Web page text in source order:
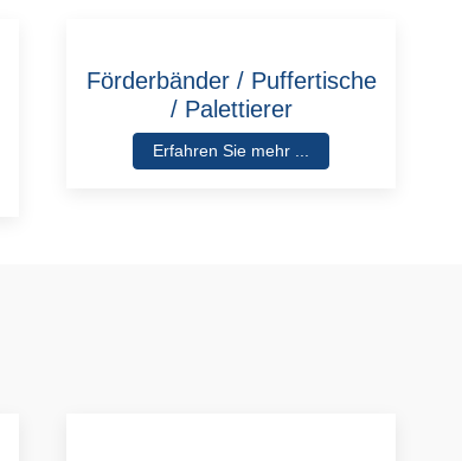
Förderbänder / Puffertische
/ Palettierer
Erfahren Sie mehr ...